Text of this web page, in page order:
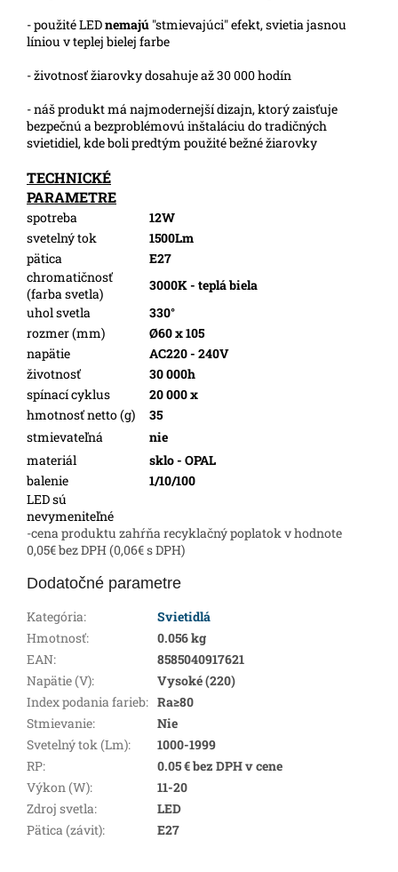
- použité LEDnemajú "stmievajúci" efekt, svietia jasnou
líniou v teplej bielej farbe
- životnosť žiarovky dosahuje až 30 000 hodín
- náš produkt má najmodernejší dizajn, ktorý zaisťuje
bezpečnú a bezproblémovú inštaláciu do tradičných
svietidiel, kde boli predtým použité bežné žiarovky
TECHNICKÉ
PARAMETRE
spotreba
12W
svetelný tok
1500Lm
pätica
E27
chromatičnosť
(farba svetla)
3000K - teplá biela
uhol svetla
330°
rozmer (mm)
Ø60 x 105
napätie
AC220 - 240V
životnosť
30 000h
spínací cyklus
20 000 x
hmotnosť netto (g)
35
stmievateľná
nie
materiál
sklo - OPAL
balenie
1/10/100
LED sú
nevymeniteľné
-cena produktu zahŕňa recyklačný poplatok v hodnote
0,05€ bez DPH (0,06€ s DPH)
Dodatočné parametre
Kategória:
Svietidlá
Hmotnosť:
0.056 kg
EAN:
8585040917621
Napätie (V):
Vysoké (220)
Index podania farieb: Ra≥80
Stmievanie:
Nie
Svetelný tok (Lm):
1000-1999
RP:
0.05 € bez DPH v cene
Výkon (W):
11-20
Zdroj svetla:
LED
Pätica (závit): E27